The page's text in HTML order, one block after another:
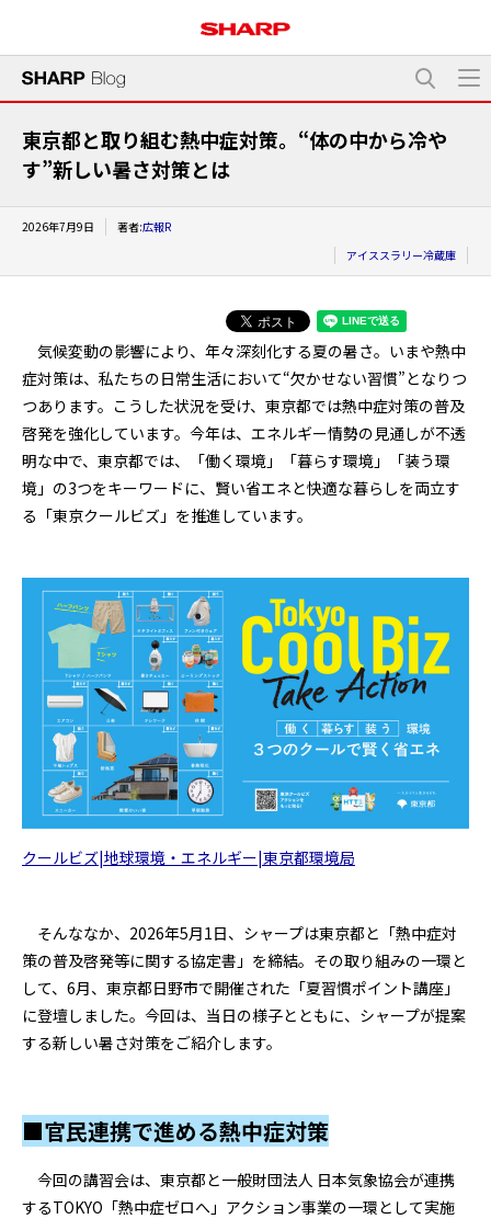
東京都と取り組む熱中症対策。“体の中から冷や
す”新しい暑さ対策とは
2026年7月9日 著者:広報R
アイススラリー冷蔵庫
気候変動の影響により、年々深刻化する夏の暑さ。いまや熱中
症対策は、私たちの日常生活において“欠かせない習慣”となりつ
つあります。こうした状況を受け、東京都では熱中症対策の普及
啓発を強化しています。今年は、エネルギー情勢の見通しが不透
明な中で、東京都では、「働く環境」「暮らす環境」「装う環
境」の3つをキーワードに、賢い省エネと快適な暮らしを両立す
る「東京クールビズ」を推進しています。
クールビズ|地球環境・エネルギー|東京都環境局
そんななか、2026年5月1日、シャープは東京都と「熱中症対
策の普及啓発等に関する協定書」を締結。その取り組みの一環と
して、6月、東京都日野市で開催された「夏習慣ポイント講座」
に登壇しました。今回は、当日の様子とともに、シャープが提案
する新しい暑さ対策をご紹介します。
■官民連携で進める熱中症対策
今回の講習会は、東京都と一般財団法人 日本気象協会が連携
するTOKYO「熱中症ゼロへ」アクション事業の一環として実施